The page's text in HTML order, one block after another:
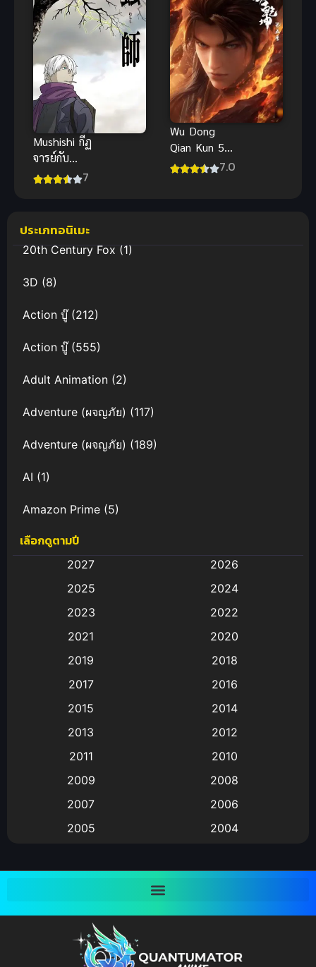
Mushishi กีฏ
จารย์กับ
อาถรรพ์แมลง
7
Wu Dong
Qian Kun 5
(Martial
7.0
ประเภทอนิเมะ
20th Century Fox(1)
3D (8)
Action บู๊(212)
Action บู๊(555)
Adult Animation (2)
Adventure (ผจญภัย) (117)
Adventure (ผจญภัย) (189)
AI (1)
Amazon Prime (5)
Anal (ประตูหลัง)
Animation การ์ตูน
Animation อนิเมะ
Animation แอนิเมชัน
(9)
Big tits (นมใหญ่)
Bitch (ผู้หญิงร่าน)
Bondage (ทาส)(1)
(1)
เลือกดูตามปี
2027
2026
2025
2024
2023
2022
2021
2020
2019
2018
2017
2016
2015
2014
2013
2012
2011
2010
2009
2008
2007
2006
2005
2004
1997
1993